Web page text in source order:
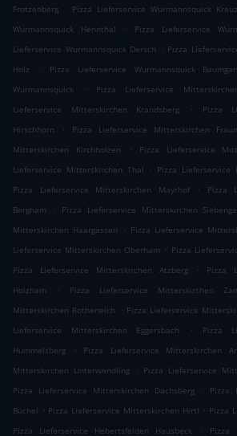
Frotzenberg
. Pizza Lieferservice Wurmannsquick
Wurmannsquick Hennthal
. Pizza Lieferservice
Lieferservice Wurmannsquick Dersch
. Pizza
Holz
. Pizza Lieferservice Wurmannsquick
Wurmannsquick
. Pizza Lieferservice
Lieferservice Mitterskirchen Krandsberg
.
Pizza
Hirschhorn
. Pizza Lieferservice Mitterskirchen
Mitterskirchen Kirchholzen
. Pizza Lieferservice
Lieferservice Mitterskirchen Thal
. Pizza Lieferservice
Pizza Lieferservice Mitterskirchen Mayrhof
.
Pizza
Bergham
. Pizza Lieferservice Mitterskirchen
Mitterskirchen Haargassen
. Pizza Lieferservice
Lieferservice Mitterskirchen Oberham . Pizza
Pizza Lieferservice Mitterskirchen Atzberg
.
Pizza
Holzham
. Pizza Lieferservice Mitterskirchen
Mitterskirchen Rotheneich
. Pizza Lieferservice
Lieferservice Mitterskirchen Eggersbach
.
Pizza
Hummelsberg
. Pizza Lieferservice Mitterskirchen
Mitterskirchen Unterwendling
. Pizza Lieferservice
Pizza Lieferservice Mitterskirchen Dachsberg
.
Pizza
Büchel . Pizza Lieferservice Mitterskirchen Hirtl . Pizza
Pizza Lieferservice Hebertsfelden Hausbeck
.
Pizza